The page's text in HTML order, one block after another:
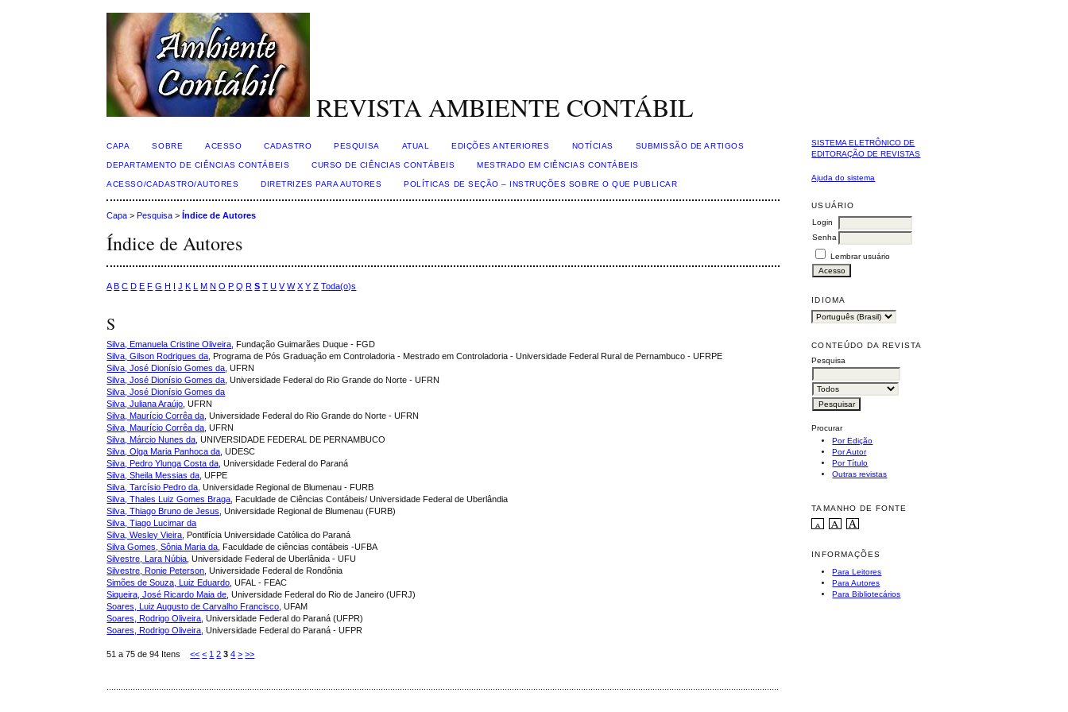
REVISTA AMBIENTE CONTÁBIL
SISTEMA ELETRÔNICO DE
EDITORAÇÃO DE REVISTAS
Ajuda do sistema
USUÁRIO
Login
Senha
Lembrar usuário
IDIOMA
CONTEÚDO DA REVISTA
Pesquisa
Procurar
Por Edição
Por Autor
Por Título
Outras revistas
TAMANHO DE FONTE
INFORMAÇÕES
Para Leitores
Para Autores
Para Bibliotecários
CAPA SOBRE ACESSO CADASTRO PESQUISA ATUAL EDIÇÕES ANTERIORES NOTÍCIAS SUBMISSÃO DE ARTIGOS
DEPARTAMENTO DE CIÊNCIAS CONTÁBEIS CURSO DE CIÊNCIAS CONTÁBEIS MESTRADO EM CIÊNCIAS CONTÁBEIS
ACESSO/CADASTRO/AUTORES DIRETRIZES PARA AUTORES POLÍTICAS DE SEÇÃO – INSTRUÇÕES SOBRE O QUE PUBLICAR
Capa >Pesquisa >Índice de Autores
Índice de Autores
A B C D E F G H I J K L M N O P Q R S T U V W X Y Z Toda(o)s
S
Silva, Emanuela Cristine Oliveira , Fundação Guimarães Duque - FGD
Silva, Gilson Rodrigues da , Programa de Pós Graduação em Controladoria - Mestrado em Controladoria - Universidade Federal Rural de Pernambuco - UFRPE
Silva, José Dionísio Gomes da , UFRN
Silva, José Dionísio Gomes da , Universidade Federal do Rio Grande do Norte - UFRN
Silva, José Dionísio Gomes da
Silva, Juliana Araújo , UFRN
Silva, Maurí­cio Corrêa da , Universidade Federal do Rio Grande do Norte - UFRN
Silva, Maurício Corrêa da , UFRN
Silva, Márcio Nunes da , UNIVERSIDADE FEDERAL DE PERNAMBUCO
Silva, Olga Maria Panhoca da , UDESC
Silva, Pedro Ylunga Costa da , Universidade Federal do Paraná
Silva, Sheila Messias da , UFPE
Silva, Tarcísio Pedro da , Universidade Regional de Blumenau - FURB
Silva, Thales Luiz Gomes Braga , Faculdade de Ciências Contábeis/ Universidade Federal de Uberlândia
Silva, Thiago Bruno de Jesus , Universidade Regional de Blumenau (FURB)
Silva, Tiago Lucimar da
Silva, Wesley Vieira , Pontifícia Universidade Católica do Paraná
Silva Gomes, Sônia Maria da , Faculdade de ciências contábeis -UFBA
Silvestre, Lara Núbia , Universidade Federal de Uberlânida - UFU
Silvestre, Ronie Peterson , Universidade Federal de Rondônia
Simões de Souza, Luiz Eduardo , UFAL - FEAC
Siqueira, José Ricardo Maia de , Universidade Federal do Rio de Janeiro (UFRJ)
Soares, Luiz Augusto de Carvalho Francisco , UFAM
Soares, Rodrigo Oliveira , Universidade Federal do Paraná (UFPR)
Soares, Rodrigo Oliveira , Universidade Federal do Paraná - UFPR
51 a 75 de 94 Itens<< < 1 2 3 4 > >>
.........................................................................................................................................................................................................................................................................................................